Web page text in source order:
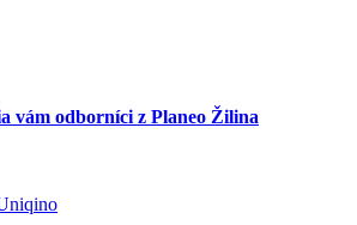
vám odborníci z Planeo Žilina